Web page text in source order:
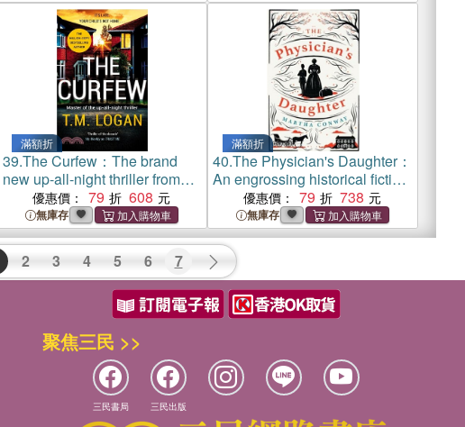
滿額折
39.The Curfew：The brand
new up-all-night thriller from
the Sunday Times bestselling
author of The Holiday and The
Catch
優惠價： 79 608
無庫存
滿額折
40.The Physician's Daughter：
An engrossing historical fiction
novel about the role of women
in society
優惠價： 79 738
無庫存
2 3 4 5 6 7
聚焦三民 >>
三民書局 三民出版